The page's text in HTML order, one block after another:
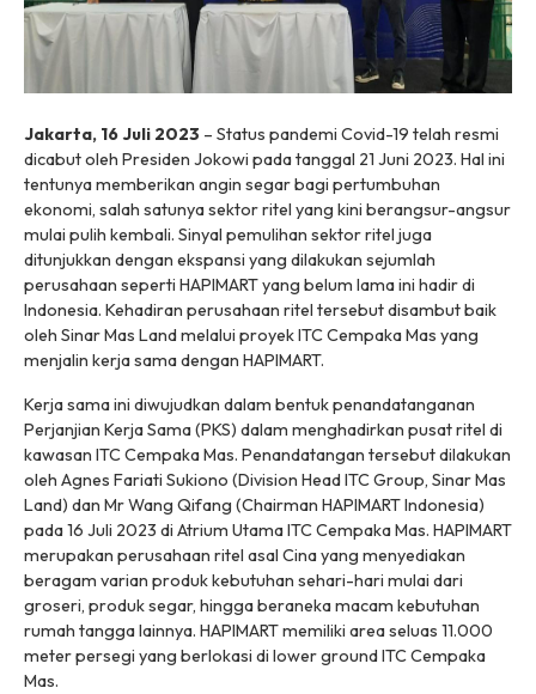
Jakarta, 16 Juli 2023 – Status pandemi Covid-19 telah resmi
dicabut oleh Presiden Jokowi pada tanggal 21 Juni 2023. Hal ini
tentunya memberikan angin segar bagi pertumbuhan
ekonomi, salah satunya sektor ritel yang kini berangsur-angsur
mulai pulih kembali. Sinyal pemulihan sektor ritel juga
ditunjukkan dengan ekspansi yang dilakukan sejumlah
perusahaan seperti HAPIMART yang belum lama ini hadir di
Indonesia. Kehadiran perusahaan ritel tersebut disambut baik
oleh Sinar Mas Land melalui proyek ITC Cempaka Mas yang
menjalin kerja sama dengan HAPIMART.
Kerja sama ini diwujudkan dalam bentuk penandatanganan
Perjanjian Kerja Sama (PKS) dalam menghadirkan pusat ritel di
kawasan ITC Cempaka Mas. Penandatangan tersebut dilakukan
oleh Agnes Fariati Sukiono (Division Head ITC Group, Sinar Mas
Land) dan Mr Wang Qifang (Chairman HAPIMART Indonesia)
pada 16 Juli 2023 di Atrium Utama ITC Cempaka Mas. HAPIMART
merupakan perusahaan ritel asal Cina yang menyediakan
beragam varian produk kebutuhan sehari-hari mulai dari
groseri, produk segar, hingga beraneka macam kebutuhan
rumah tangga lainnya. HAPIMART memiliki area seluas 11.000
meter persegi yang berlokasi di lower ground ITC Cempaka
Mas.